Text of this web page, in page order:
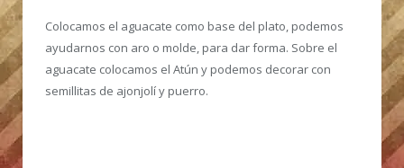
Colocamos el aguacate como base del plato, podemos
ayudarnos con aro o molde, para dar forma. Sobre el
aguacate colocamos el Atún y podemos decorar con
semillitas de ajonjolí y puerro.